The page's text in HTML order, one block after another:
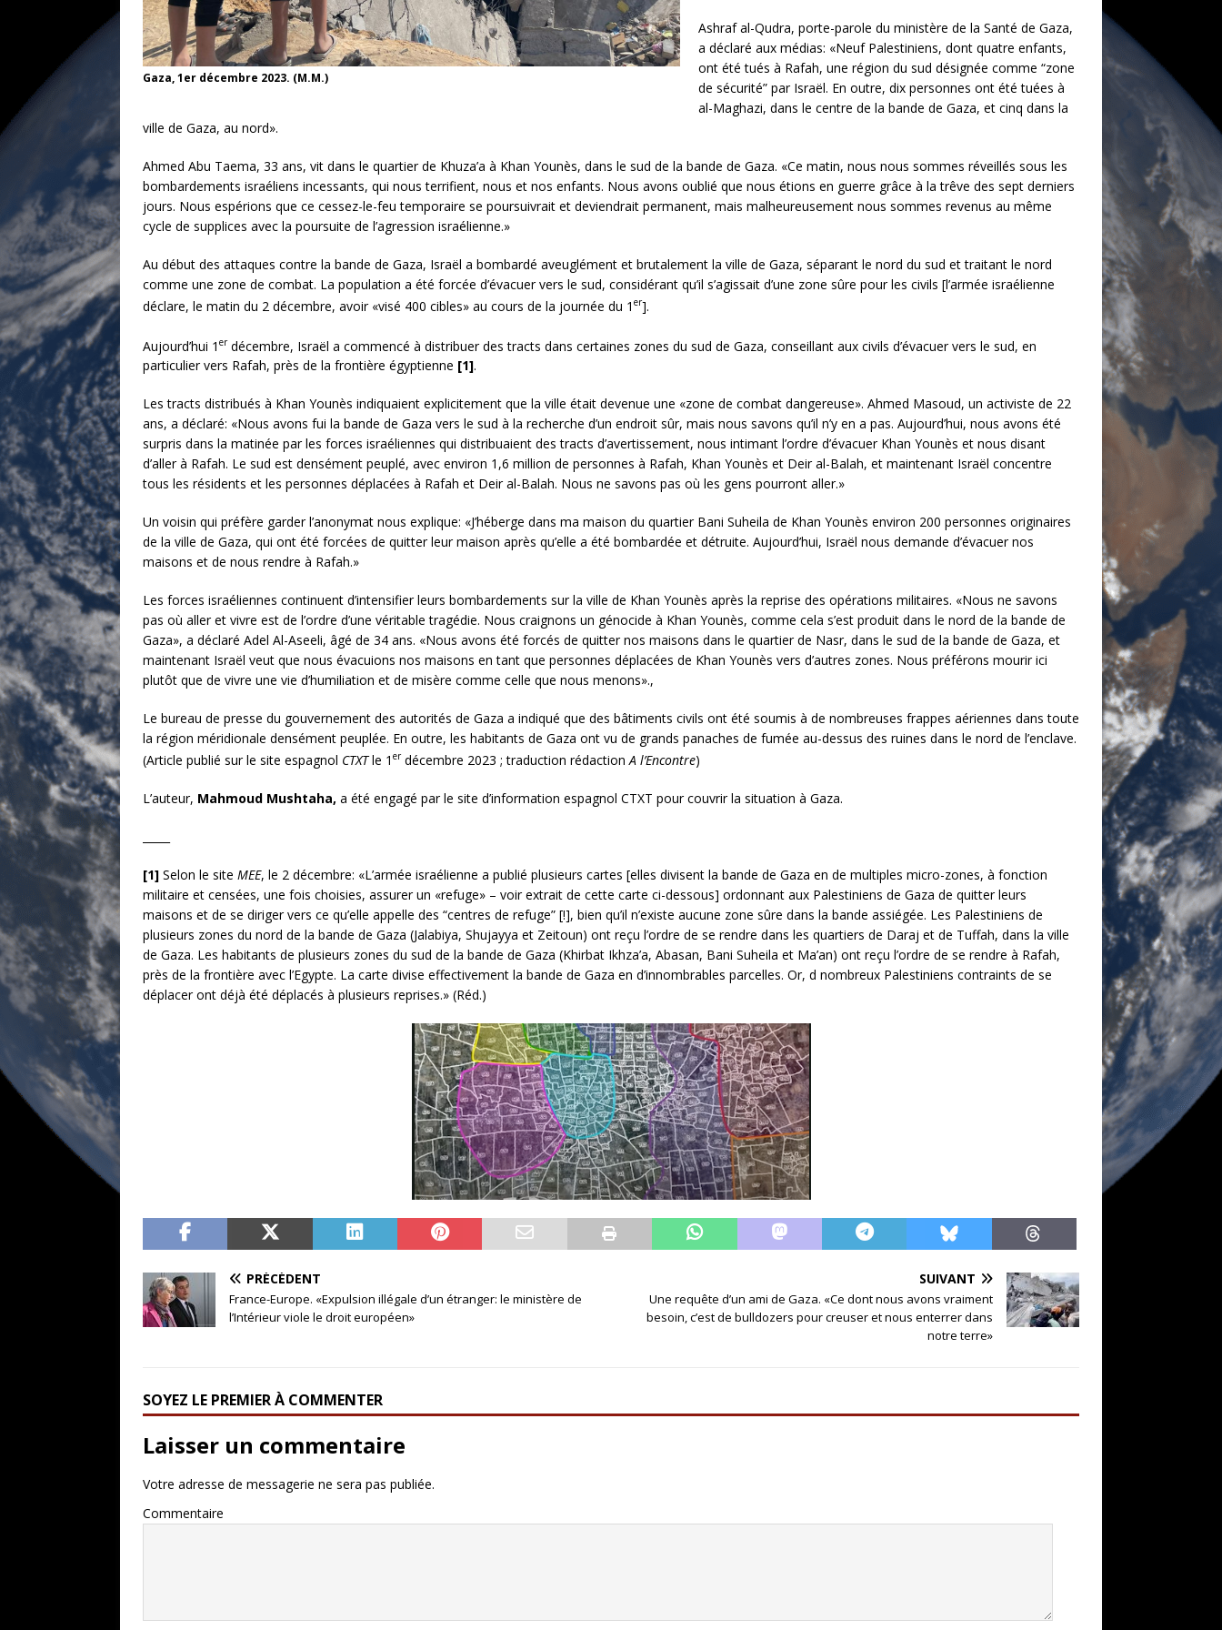
Gaza, 1er décembre 2023. (M.M.)
Ashraf al-Qudra, porte-parole du ministère de la Santé de Gaza,
a déclaré aux médias: «Neuf Palestiniens, dont quatre enfants,
ont été tués à Rafah, une région du sud désignée comme “zone
de sécurité” par Israël. En outre, dix personnes ont été tuées à
al-Maghazi, dans le centre de la bande de Gaza, et cinq dans la
ville de Gaza, au nord».
Ahmed Abu Taema, 33 ans, vit dans le quartier de Khuza’a à Khan Younès, dans le sud de la bande de Gaza. «Ce matin, nous nous sommes réveillés sous les
bombardements israéliens incessants, qui nous terrifient, nous et nos enfants. Nous avons oublié que nous étions en guerre grâce à la trêve des sept derniers
jours. Nous espérions que ce cessez-le-feu temporaire se poursuivrait et deviendrait permanent, mais malheureusement nous sommes revenus au même
cycle de supplices avec la poursuite de l’agression israélienne.»
Au début des attaques contre la bande de Gaza, Israël a bombardé aveuglément et brutalement la ville de Gaza, séparant le nord du sud et traitant le nord
comme une zone de combat. La population a été forcée d’évacuer vers le sud, considérant qu’il s’agissait d’une zone sûre pour les civils [l’armée israélienne
déclare, le matin du 2 décembre, avoir «visé 400 cibles» au cours de la journée du 1 er].
Aujourd’hui 1 erdécembre, Israël a commencé à distribuer des tracts dans certaines zones du sud de Gaza, conseillant aux civils d’évacuer vers le sud, en
particulier vers Rafah, près de la frontière égyptienne [1].
Les tracts distribués à Khan Younès indiquaient explicitement que la ville était devenue une «zone de combat dangereuse». Ahmed Masoud, un activiste de 22
ans, a déclaré: «Nous avons fui la bande de Gaza vers le sud à la recherche d’un endroit sûr, mais nous savons qu’il n’y en a pas. Aujourd’hui, nous avons été
surpris dans la matinée par les forces israéliennes qui distribuaient des tracts d’avertissement, nous intimant l’ordre d’évacuer Khan Younès et nous disant
d’aller à Rafah. Le sud est densément peuplé, avec environ 1,6 million de personnes à Rafah, Khan Younès et Deir al-Balah, et maintenant Israël concentre
tous les résidents et les personnes déplacées à Rafah et Deir al-Balah. Nous ne savons pas où les gens pourront aller.»
Un voisin qui préfère garder l’anonymat nous explique: «J’héberge dans ma maison du quartier Bani Suheila de Khan Younès environ 200 personnes originaires
de la ville de Gaza, qui ont été forcées de quitter leur maison après qu’elle a été bombardée et détruite. Aujourd’hui, Israël nous demande d’évacuer nos
maisons et de nous rendre à Rafah.»
Les forces israéliennes continuent d’intensifier leurs bombardements sur la ville de Khan Younès après la reprise des opérations militaires. «Nous ne savons
pas où aller et vivre est de l’ordre d’une véritable tragédie. Nous craignons un génocide à Khan Younès, comme cela s’est produit dans le nord de la bande de
Gaza», a déclaré Adel Al-Aseeli, âgé de 34 ans. «Nous avons été forcés de quitter nos maisons dans le quartier de Nasr, dans le sud de la bande de Gaza, et
maintenant Israël veut que nous évacuions nos maisons en tant que personnes déplacées de Khan Younès vers d’autres zones. Nous préférons mourir ici
plutôt que de vivre une vie d’humiliation et de misère comme celle que nous menons».,
Le bureau de presse du gouvernement des autorités de Gaza a indiqué que des bâtiments civils ont été soumis à de nombreuses frappes aériennes dans toute
la région méridionale densément peuplée. En outre, les habitants de Gaza ont vu de grands panaches de fumée au-dessus des ruines dans le nord de l’enclave.
(Article publié sur le site espagnol CTXTle 1 erdécembre 2023 ; traduction rédactionA l’Encontre)
L’auteur, Mahmoud Mushtaha, a été engagé par le site d’information espagnol CTXT pour couvrir la situation à Gaza.
[1] Selon le site MEE, le 2 décembre: «L’armée israélienne a publié plusieurs cartes [elles divisent la bande de Gaza en de multiples micro-zones, à fonction
militaire et censées, une fois choisies, assurer un «refuge» – voir extrait de cette carte ci-dessous] ordonnant aux Palestiniens de Gaza de quitter leurs
maisons et de se diriger vers ce qu’elle appelle des “centres de refuge” [!], bien qu’il n’existe aucune zone sûre dans la bande assiégée. Les Palestiniens de
plusieurs zones du nord de la bande de Gaza (Jalabiya, Shujayya et Zeitoun) ont reçu l’ordre de se rendre dans les quartiers de Daraj et de Tuffah, dans la ville
de Gaza. Les habitants de plusieurs zones du sud de la bande de Gaza (Khirbat Ikhza’a, Abasan, Bani Suheila et Ma’an) ont reçu l’ordre de se rendre à Rafah,
près de la frontière avec l’Egypte. La carte divise effectivement la bande de Gaza en d’innombrables parcelles. Or, d nombreux Palestiniens contraints de se
déplacer ont déjà été déplacés à plusieurs reprises.» (Réd.)
PRÉCÉDENT
France-Europe. «Expulsion illégale d’un étranger: le ministère de
l’Intérieur viole le droit européen»
SUIVANT
Une requête d’un ami de Gaza. «Ce dont nous avons vraiment
besoin, c’est de bulldozers pour creuser et nous enterrer dans
notre terre»
SOYEZ LE PREMIER À COMMENTER
Laisser un commentaire
Votre adresse de messagerie ne sera pas publiée.
Commentaire